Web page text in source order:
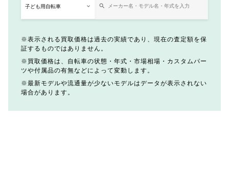
表示される買取価格は過去の実績であり、現在の査定額を保
証するものではありません。
買取価格は、自転車の状態・年式・市場相場・カスタムパー
ツや付属品の有無などによって変動します。
最新モデルや流通量が少ないモデルはデータが表示されない
場合があります。